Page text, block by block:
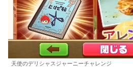
天使のデリシャスジャーニーチャレンジ